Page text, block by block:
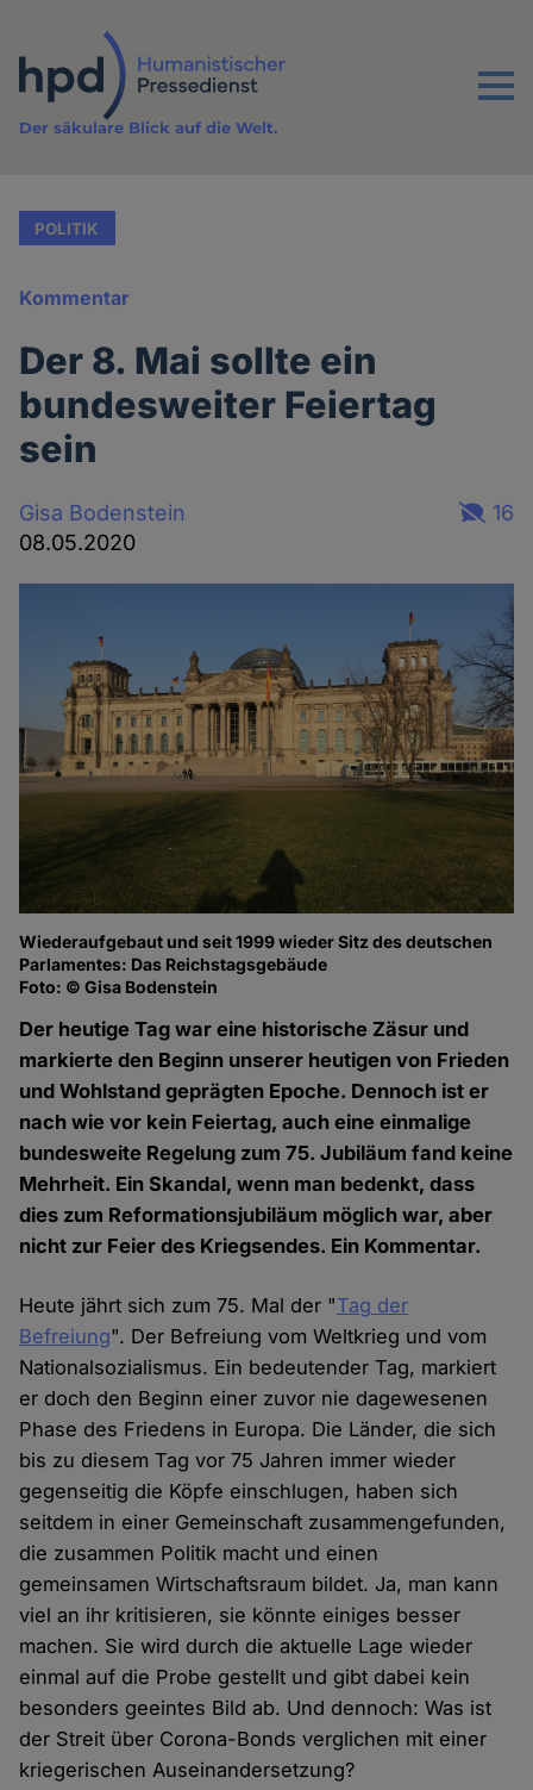
Inhalt
Menu
Der säkulare Blick auf die Welt.
POLITIK
Kommentar
Der 8. Mai sollte ein
bundesweiter Feiertag
sein
Gisa Bodenstein
08.05.2020
16
Wiederaufgebaut und seit 1999 wieder Sitz des deutschen
Parlamentes: Das Reichstagsgebäude
Foto: © Gisa Bodenstein
Der heutige Tag war eine historische Zäsur und
markierte den Beginn unserer heutigen von Frieden
und Wohlstand geprägten Epoche. Dennoch ist er
nach wie vor kein Feiertag, auch eine einmalige
bundesweite Regelung zum 75. Jubiläum fand keine
Mehrheit. Ein Skandal, wenn man bedenkt, dass
dies zum Reformationsjubiläum möglich war, aber
nicht zur Feier des Kriegsendes. Ein Kommentar.
Heute jährt sich zum 75. Mal der "Tag der
Befreiung". Der Befreiung vom Weltkrieg und vom
Nationalsozialismus. Ein bedeutender Tag, markiert
er doch den Beginn einer zuvor nie dagewesenen
Phase des Friedens in Europa. Die Länder, die sich
bis zu diesem Tag vor 75 Jahren immer wieder
gegenseitig die Köpfe einschlugen, haben sich
seitdem in einer Gemeinschaft zusammengefunden,
die zusammen Politik macht und einen
gemeinsamen Wirtschaftsraum bildet. Ja, man kann
viel an ihr kritisieren, sie könnte einiges besser
machen. Sie wird durch die aktuelle Lage wieder
einmal auf die Probe gestellt und gibt dabei kein
besonders geeintes Bild ab. Und dennoch: Was ist
der Streit über Corona-Bonds verglichen mit einer
kriegerischen Auseinandersetzung?